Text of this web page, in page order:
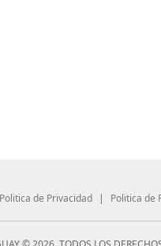
Politica de Privacidad | Politica de